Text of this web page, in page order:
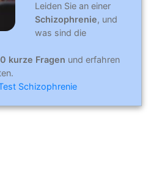
Leiden Sie an einer
Schizophrenie, und
was sind die
kurze Fragen und erfahren
Schizophrenie